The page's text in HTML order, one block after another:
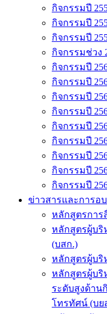
กิจกรรมปี
กิจกรรมปี
กิจกรรมปี
กิจกรรมช่วง
กิจกรรมปี
กิจกรรมปี
กิจกรรมปี
กิจกรรมปี
กิจกรรมปี
กิจกรรมปี
กิจกรรมปี
กิจกรรมปี
กิจกรรมปี
ข่าวสารและการอ
หลักสูตรการ
หลักสูตรผู้บริ
(บสก.)
หลักสูตรผู้บริ
หลักสูตรผู้บริ
ระดับสูงด้าน
โทรทัศน์ (บย